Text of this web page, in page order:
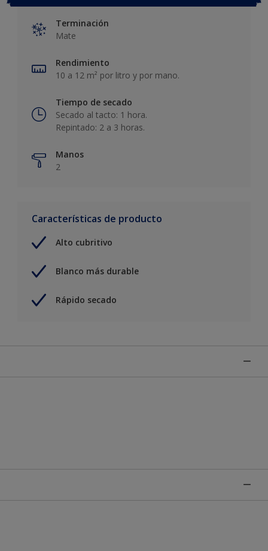
Terminación
Mate
Rendimiento
10 a 12 m² por litro y por mano.
Tiempo de secado
Secado al tacto: 1 hora.
Repintado: 2 a 3 horas.
Manos
2
Características de producto
Alto cubritivo
Blanco más durable
Rápido secado